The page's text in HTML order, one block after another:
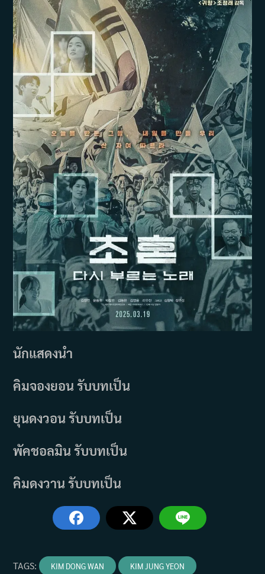
นักแสดงนำ
คิมจองยอน รับบทเป็น
ยุนดงวอน รับบทเป็น
พัคชอลมิน รับบทเป็น
คิมดงวาน รับบทเป็น
TAGS: KIM DONG WAN KIM JUNG YEON